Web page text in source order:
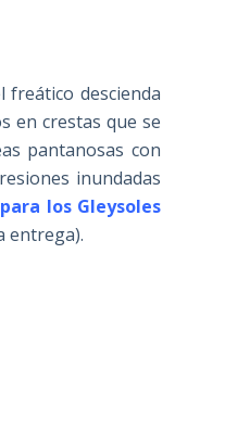
freático descienda
en crestas que se
pantanosas con
inundadas
los Gleysoles
entrega).